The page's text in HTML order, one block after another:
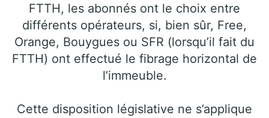
FTTH, les abonnés ont le choix entre
différents opérateurs, si, bien sûr, Free,
Orange, Bouygues ou SFR (lorsqu’il fait du
FTTH) ont effectué le fibrage horizontal de
l’immeuble.
Cette disposition législative ne s’applique